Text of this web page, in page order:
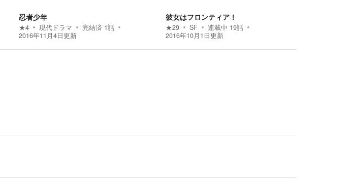
忍者少年
★4 現代ドラマ 完結済 1話
2016年11月4日更新
彼女はフロンティア！
★29 SF 連載中 19話
2016年10月1日更新